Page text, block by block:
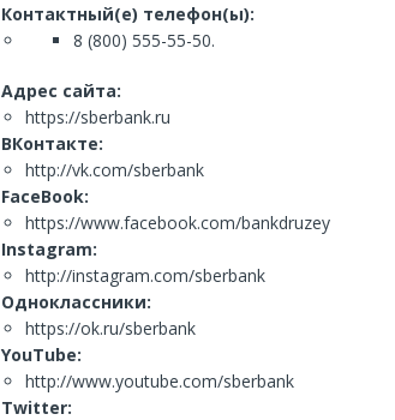
Контактный(е) телефон(ы):
8 (800) 555-55-50.
Адрес сайта:
https://sberbank.ru
ВКонтакте:
http://vk.com/sberbank
FaceBook:
https://www.facebook.com/bankdruzey
Instagram:
http://instagram.com/sberbank
Одноклассники:
https://ok.ru/sberbank
YouTube:
http://www.youtube.com/sberbank
Twitter: